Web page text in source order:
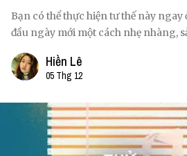
Bạn có thể thực hiện tư thế này
đầu ngày mới một cách nhẹ nhàng,
Hiền Lê
05 Thg 12